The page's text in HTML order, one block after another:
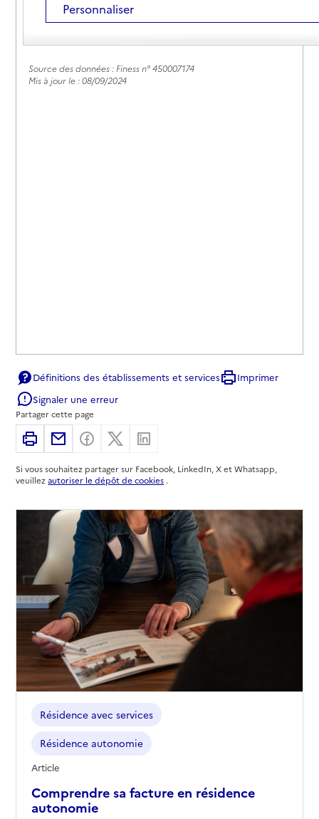
02 38 59 45 54
Source des données : Finess n° 450007174
Mis à jour le : 08/09/2024
Définitions des établissements et services
Imprimer
Signaler une erreur
Partager cette page
ImprimerPartager par email
Partager sur Facebook
Partager sur X
Si vous souhaitez partager sur Facebook, LinkedIn, X et Whatsapp,
veuillezautoriser le dépôt de cookies .
Comprendre sa facture en résidence
autonomie
Résidence avec services
Résidence autonomie
Article
Personnaliser